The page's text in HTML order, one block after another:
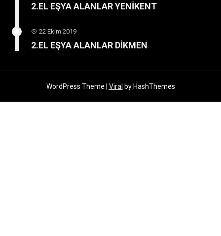
2.EL EŞYA ALANLAR YENİKENT
22 Ekim 2019
2.EL EŞYA ALANLAR DİKMEN
WordPress Theme | Viral by HashThemes